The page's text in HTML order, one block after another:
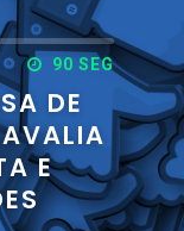
90 SEG
DE
E